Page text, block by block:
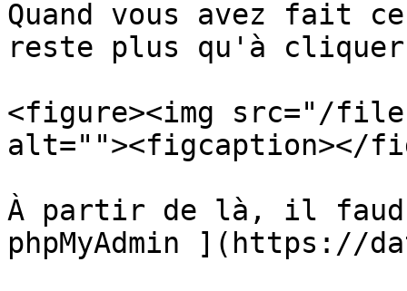
Quand vous avez fait
reste plus qu'à cliquer
<figure><img src="/files/
alt=""><figcaption></
À partir de là, il
phpMyAdmin ](https://